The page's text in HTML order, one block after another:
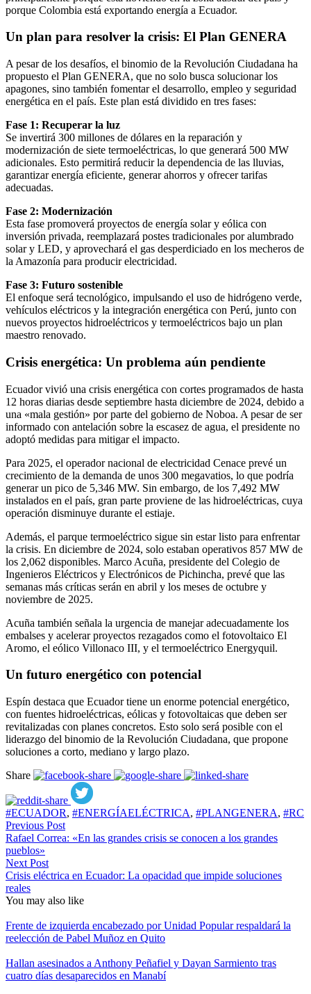
porque Colombia está exportando energía a Ecuador.
Un plan para resolver la crisis: El Plan GENERA
A pesar de los desafíos, el binomio de la Revolución Ciudadana ha
propuesto el Plan GENERA, que no solo busca solucionar los
apagones, sino también fomentar el desarrollo, empleo y seguridad
energética en el país. Este plan está dividido en tres fases:
Fase 1: Recuperar la luz
Se invertirá 300 millones de dólares en la reparación y
modernización de siete termoeléctricas, lo que generará 500 MW
adicionales. Esto permitirá reducir la dependencia de las lluvias,
garantizar energía eficiente, generar ahorros y ofrecer tarifas
adecuadas.
Fase 2: Modernización
Esta fase promoverá proyectos de energía solar y eólica con
inversión privada, reemplazará postes tradicionales por alumbrado
solar y LED, y aprovechará el gas desperdiciado en los mecheros de
la Amazonía para producir electricidad.
Fase 3: Futuro sostenible
El enfoque será tecnológico, impulsando el uso de hidrógeno verde,
vehículos eléctricos y la integración energética con Perú, junto con
nuevos proyectos hidroeléctricos y termoeléctricos bajo un plan
maestro renovado.
Crisis energética: Un problema aún pendiente
Ecuador vivió una crisis energética con cortes programados de hasta
12 horas diarias desde septiembre hasta diciembre de 2024, debido a
una «mala gestión» por parte del gobierno de Noboa. A pesar de ser
informado con antelación sobre la escasez de agua, el presidente no
adoptó medidas para mitigar el impacto.
Para 2025, el operador nacional de electricidad Cenace prevé un
crecimiento de la demanda de unos 300 megavatios, lo que podría
generar un pico de 5,346 MW. Sin embargo, de los 7,492 MW
instalados en el país, gran parte proviene de las hidroeléctricas, cuya
operación disminuye durante el estiaje.
Además, el parque termoeléctrico sigue sin estar listo para enfrentar
la crisis. En diciembre de 2024, solo estaban operativos 857 MW de
los 2,062 disponibles. Marco Acuña, presidente del Colegio de
Ingenieros Eléctricos y Electrónicos de Pichincha, prevé que las
semanas más críticas serán en abril y los meses de octubre y
noviembre de 2025.
Acuña también señala la urgencia de manejar adecuadamente los
embalses y acelerar proyectos rezagados como el fotovoltaico El
Aromo, el eólico Villonaco III, y el termoeléctrico Energyquil.
Un futuro energético con potencial
Espín destaca que Ecuador tiene un enorme potencial energético,
con fuentes hidroeléctricas, eólicas y fotovoltaicas que deben ser
revitalizadas con planes concretos. Esto solo será posible con el
liderazgo del binomio de la Revolución Ciudadana, que propone
soluciones a corto, mediano y largo plazo.
Share
#ECUADOR, #ENERGÍAELÉCTRICA, #PLANGENERA, #RC
Previous Post
Rafael Correa: «En las grandes crisis se conocen a los grandes
pueblos»
Next Post
Crisis eléctrica en Ecuador: La opacidad que impide soluciones
reales
You may also like
Frente de izquierda encabezado por Unidad Popular respaldará la
reelección de Pabel Muñoz en Quito
Hallan asesinados a Anthony Peñafiel y Dayan Sarmiento tras
cuatro días desaparecidos en Manabí